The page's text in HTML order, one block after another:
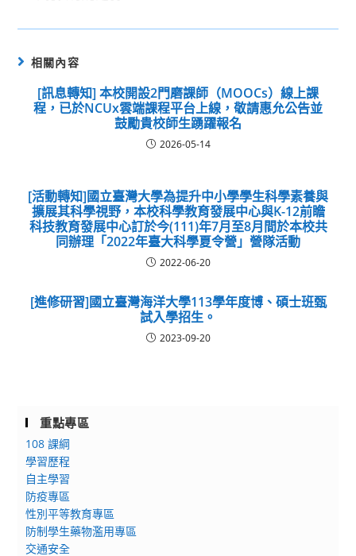
相關內容
[訊息轉知] 本校開設2門磨課師（MOOCs）線上課
程，已於NCUx雲端課程平台上線，敬請惠允公告並
鼓勵貴校師生踴躍報名
2026-05-14
[活動轉知]國立臺灣大學為提升中小學學生科學素養與
擴展其科學視野，本校科學教育發展中心與K-12前瞻
科技教育發展中心訂於今(111)年7月至8月間於本校共
同辦理「2022年臺大科學夏令營」營隊活動
2022-06-20
[進修研習]國立臺灣海洋大學113學年度博、碩士班甄
試入學招生。
2023-09-20
重點專區
108 課綱
學習歷程
自主學習
防疫專區
性別平等教育專區
防制學生藥物濫用專區
交通安全